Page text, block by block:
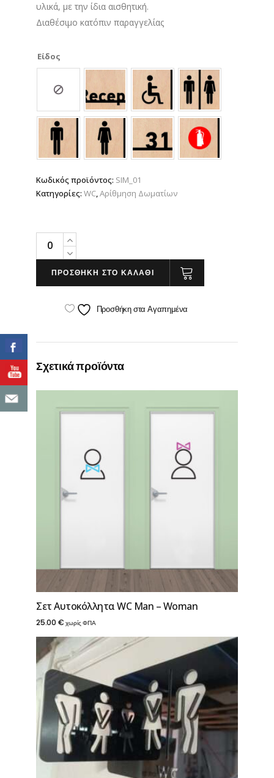
υλικά, με την ίδια αισθητική.
Διαθέσιμο κατόπιν παραγγελίας
Είδος
Κωδικός προϊόντος: SIM_01
Κατηγορίες: WC Αρίθμηση Δωματίων
Ταμπελάκι
Αρίθμησης
Δωματίων
quantity
ΠΡΟΣΘΗΚΗ ΣΤΟ ΚΑΛΑΘΙ
Προσθήκη στα Αγαπημένα
Σχετικά προϊόντα
Σετ Αυτοκόλλητα WC Man – Woman
25.00 € χωρίς ΦΠΑ